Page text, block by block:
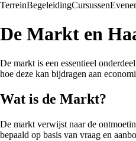
TerreinBegeleidingCursussen
De Markt en
De markt is een essentieel
hoe deze kan bijdragen aan
Wat is de Markt?
De markt verwijst naar de
bepaald op basis van vraag en